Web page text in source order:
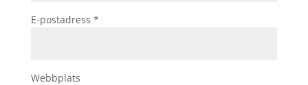
E-postadress *
Webbplats